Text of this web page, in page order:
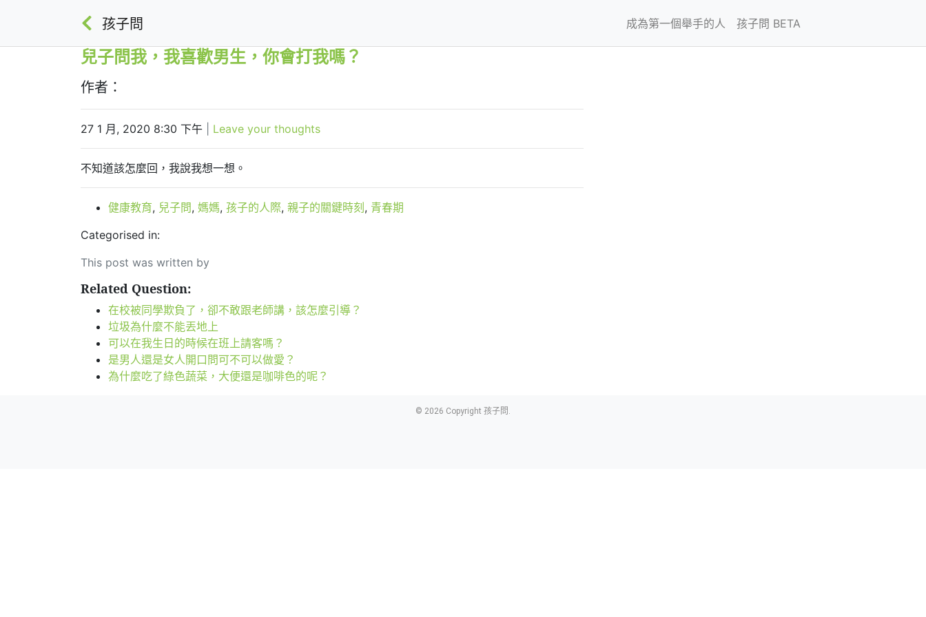
孩子問 成為第一個舉手的人 孩子問 BETA
兒子問我，我喜歡男生，你會打我嗎？
作者：
27 1 月, 2020 8:30 下午 Leave your thoughts
不知道該怎麼回，我說我想一想。
健康教育, 兒子問, 媽媽, 孩子的人際, 親子的關鍵時刻 , 青春期
Categorised in:
This post was written by
Related Question:
在校被同學欺負了，卻不敢跟老師講，該怎麼引導？
垃圾為什麼不能丟地上
可以在我生日的時候在班上請客嗎？
是男人還是女人開口問可不可以做愛？
為什麼吃了綠色蔬菜，大便還是咖啡色的呢？
© 2026 Copyright 孩子問.